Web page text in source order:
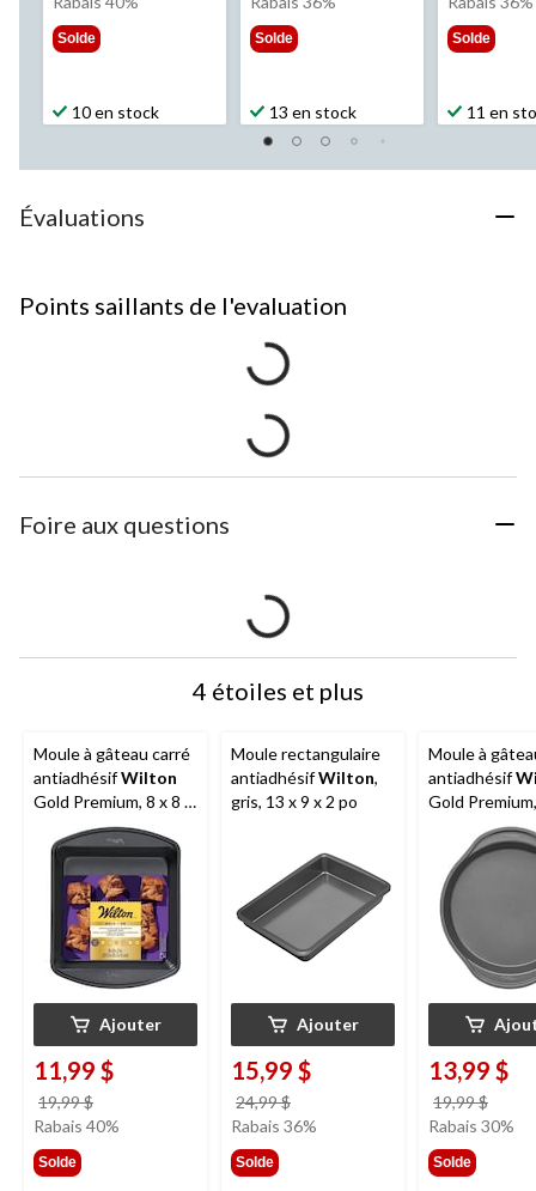
Solde
10 en stock
Solde
13 en stock
Solde
11 en
Évaluations
Points saillants de l'evaluation
Foire aux questions
4 étoiles et plus
Moule à gâteau carré
antiadhésifWilton
Gold Premium, 8 x 8 x
Ajouter
11,99 $
19,99 $
était
Rabais 40%
Solde
Moule rectangulaire
antiadhésifWilton,
gris, 13 x 9 x 2 po
Ajouter
15,99 $
24,99 $
était
Rabais 36%
Solde
Moule à
antiadhésif
Gold
13,99 $
19,99 $
était
Rabais 30%
Solde